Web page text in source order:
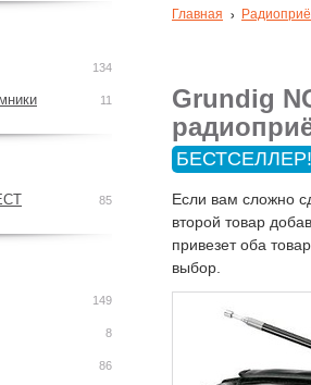
Grundig
БЕСТСЕЛЛЕР!
Если вам сложно
второй товар
привезет оба
выбор.
Главная
134
11
85
149
8
86